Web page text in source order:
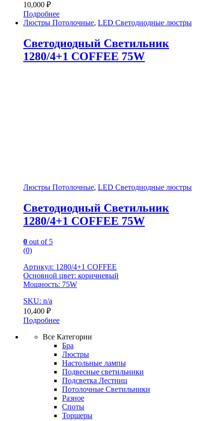
10,000 ₽
Подробнее
Люстры Потолочные, LED Светодиодные люстры
Светодиодный Светильник
1280/4+1 COFFEE 75W
Люстры Потолочные, LED Светодиодные люстры
Светодиодный Светильник
1280/4+1 COFFEE 75W
0 out of 5
(0)
Артикул: 1280/4+1 COFFEE
Основной цвет: коричневый
Мощность: 75W
SKU: n/a
10,400 ₽
Подробнее
Все Категории
Бра
Люстры
Настольные лампы
Подвесные светильники
Подсветка Лестниц
Потолочные Светильники
Разное
Споты
Торшеры